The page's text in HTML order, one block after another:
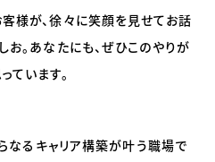
様が、徐々に笑顔を見せてお話
。あなたにも、ぜひこのやりが
ています。
なるキャリア構築が叶う職場で